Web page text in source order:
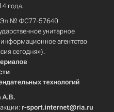
года.
Эл № ФС77-57640
унитарное
агентство
сегодня»).
технологий
А.В.
r-sport.internet@ria.ru